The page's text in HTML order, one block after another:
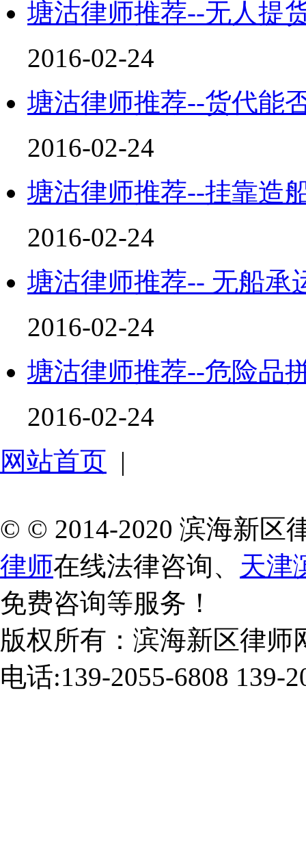
塘沽律师推荐--无人提
2016-02-24
塘沽律师推荐--货代能
2016-02-24
塘沽律师推荐--挂靠造
2016-02-24
塘沽律师推荐-- 无船承
2016-02-24
塘沽律师推荐--危险品
2016-02-24
网站首页 |
© © 2014-2020 滨海新区
律师在线法律咨询、 天津
免费咨询等服务！
版权所有：滨海新区律
电话:139-2055-6808 139-